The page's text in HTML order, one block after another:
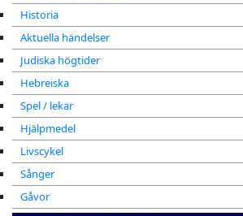
Historia
Aktuella händelser
Judiska högtider
Hebreiska
Spel / lekar
Hjälpmedel
Livscykel
Sånger
Gåvor